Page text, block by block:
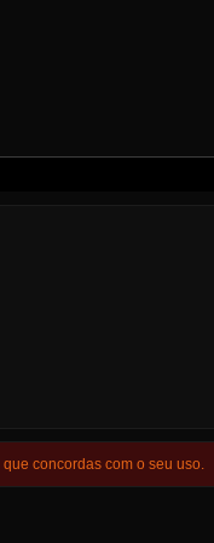
concordas com o seu uso.